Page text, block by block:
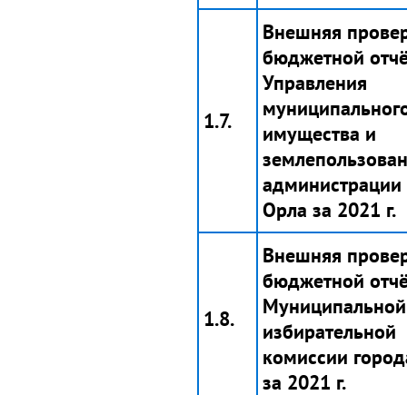
1.7.
Внешняя
бюджетной
Управления
имущества и
администрации
Орла за 2021 г.
1.8.
Внешняя
бюджетной
Муниципальной
избирательной
комиссии
за 2021 г.